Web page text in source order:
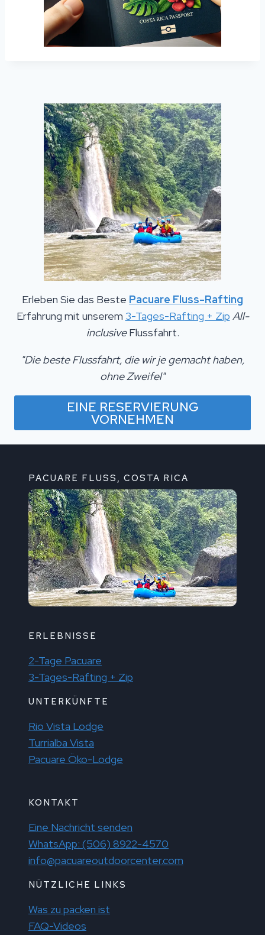
Erleben Sie das Beste Pacuare Fluss-Rafting
Erfahrung mit unserem 3-Tages-Rafting + Zip All-
inclusiveFlussfahrt.
"Die beste Flussfahrt, die wir je gemacht haben,
ohne Zweifel"
EINE RESERVIERUNG
VORNEHMEN
PACUARE FLUSS, COSTA RICA
ERLEBNISSE
2-Tage Pacuare
3-Tages-Rafting + Zip
UNTERKÜNFTE
Rio Vista Lodge
Turrialba Vista
Pacuare Öko-Lodge
KONTAKT
Eine Nachricht senden
WhatsApp: (506) 8922-4570
info@pacuareoutdoorcenter.com
NÜTZLICHE LINKS
Was zu packen ist
FAQ-Videos